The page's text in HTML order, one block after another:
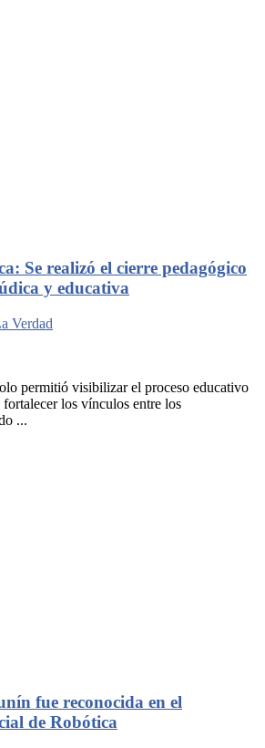
Se realizó el cierre pedagógico
y educativa
Verdad
permitió visibilizar el proceso educativo
los vínculos entre los
...
fue reconocida en el
de Robótica